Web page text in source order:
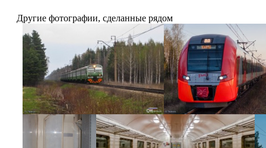
Другие фотографии, сделанные рядом